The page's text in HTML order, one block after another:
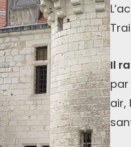
Il
par
air,